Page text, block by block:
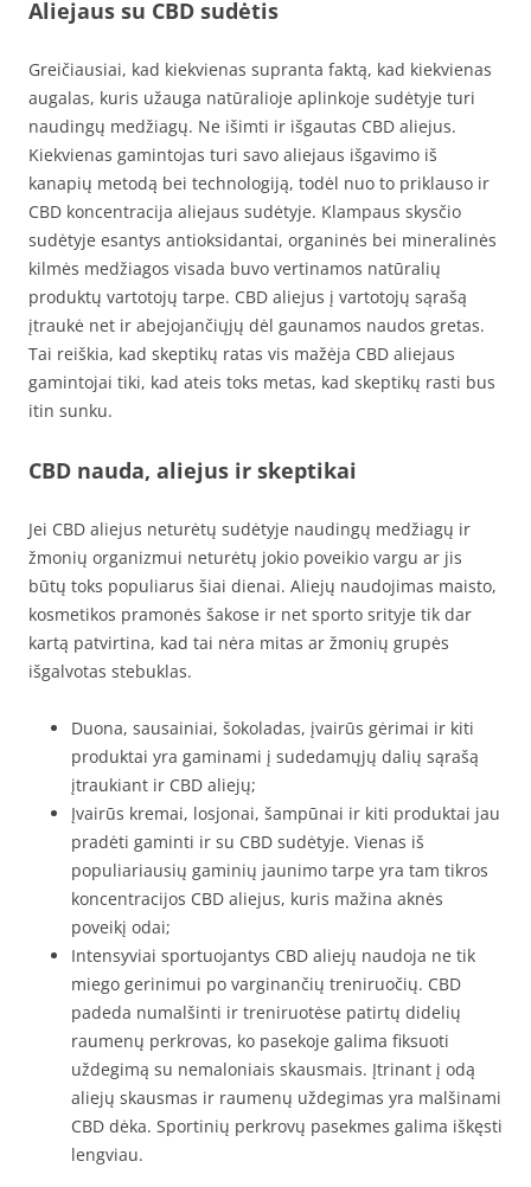
Aliejaus su CBD sudėtis
Greičiausiai, kad kiekvienas supranta faktą, kad kiekvienas
augalas, kuris užauga natūralioje aplinkoje sudėtyje turi
naudingų medžiagų. Ne išimti ir išgautas CBD aliejus.
Kiekvienas gamintojas turi savo aliejaus išgavimo iš
kanapių metodą bei technologiją, todėl nuo to priklauso ir
CBD koncentracija aliejaus sudėtyje. Klampaus skysčio
sudėtyje esantys antioksidantai, organinės bei mineralinės
kilmės medžiagos visada buvo vertinamos natūralių
produktų vartotojų tarpe. CBD aliejus į vartotojų sąrašą
įtraukė net ir abejojančiųjų dėl gaunamos naudos gretas.
Tai reiškia, kad skeptikų ratas vis mažėja CBD aliejaus
gamintojai tiki, kad ateis toks metas, kad skeptikų rasti bus
itin sunku.
CBD nauda, aliejus ir skeptikai
Jei CBD aliejus neturėtų sudėtyje naudingų medžiagų ir
žmonių organizmui neturėtų jokio poveikio vargu ar jis
būtų toks populiarus šiai dienai. Aliejų naudojimas maisto,
kosmetikos pramonės šakose ir net sporto srityje tik dar
kartą patvirtina, kad tai nėra mitas ar žmonių grupės
išgalvotas stebuklas.
Duona, sausainiai, šokoladas, įvairūs gėrimai ir kiti
produktai yra gaminami į sudedamųjų dalių sąrašą
įtraukiant ir CBD aliejų;
Įvairūs kremai, losjonai, šampūnai ir kiti produktai jau
pradėti gaminti ir su CBD sudėtyje. Vienas iš
populiariausių gaminių jaunimo tarpe yra tam tikros
koncentracijos CBD aliejus, kuris mažina aknės
poveikį odai;
Intensyviai sportuojantys CBD aliejų naudoja ne tik
miego gerinimui po varginančių treniruočių. CBD
padeda numalšinti ir treniruotėse patirtų didelių
raumenų perkrovas, ko pasekoje galima fiksuoti
uždegimą su nemaloniais skausmais. Įtrinant į odą
aliejų skausmas ir raumenų uždegimas yra malšinami
CBD dėka. Sportinių perkrovų pasekmes galima iškęsti
lengviau.